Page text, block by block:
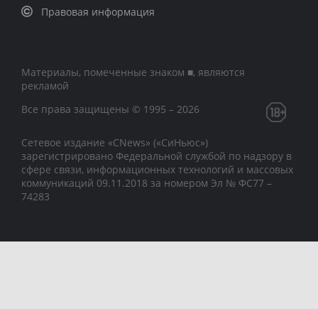
Правовая информация
Материалы, помеченные знаком ■, являются
рекламой
Все права защищены © 1995 – 2026
Сетевое издание «CNews» («СиНьюс»)
зарегистрировано Федеральной службой по надзору в
сфере связи, информационных технологий и массовых
коммуникаций 09.11.2018 за номером Эл № ФС77 –
74283